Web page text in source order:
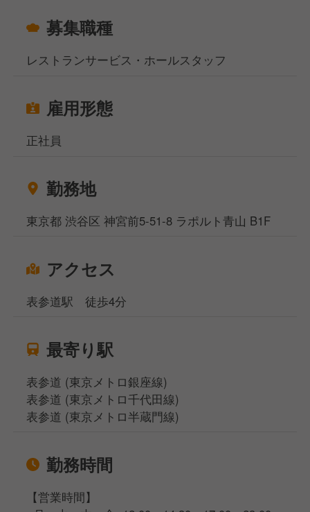
——そんな想いで、一緒に働く仲間をお待ちしていま
募集職種
レストランサービス・ホールスタッフ
雇用形態
正社員
勤務地
東京都 渋谷区 神宮前5-51-8 ラポルト青山 B1F
アクセス
表参道駅 徒歩4分
最寄り駅
表参道 (東京メトロ銀座線)
表参道 (東京メトロ千代田線)
表参道 (東京メトロ半蔵門線)
勤務時間
【営業時間】